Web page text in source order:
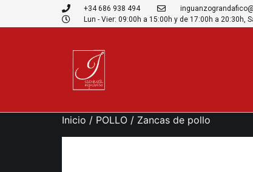
+34 686 938 494
Lun - Vier: 09:00h a 15:00h y de 17:00h a 20:30h,
Inicio / POLLO / Zancas de pollo